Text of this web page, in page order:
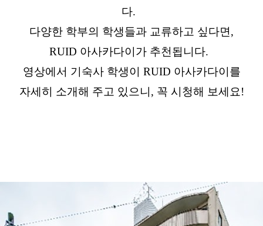
다.
다양한 학부의 학생들과 교류하고 싶다면,
RUID 아사카다이가 추천됩니다.
영상에서 기숙사 학생이 RUID 아사카다이를
자세히 소개해 주고 있으니, 꼭 시청해 보세요!